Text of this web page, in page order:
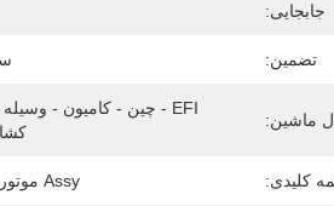
جابجایی:
تضمین:
ماشین:
کلیدی: Assy موتور دیزل